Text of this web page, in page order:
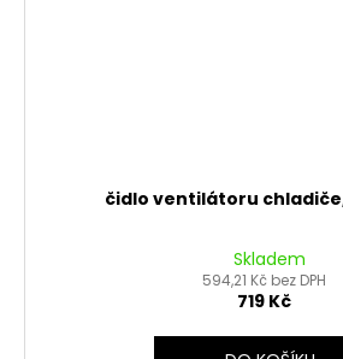
čidlo ventilátoru
Skladem
594,21 Kč bez DPH
719 Kč